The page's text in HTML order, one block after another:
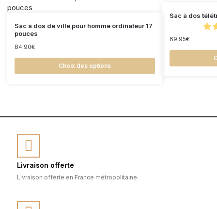
Sac à dos de ville pour homme ordinateur 17
pouces
84.90€
Choix des options
Sac à dos
69.95€
Livraison offerte
Livraison offerte en France métropolitaine.